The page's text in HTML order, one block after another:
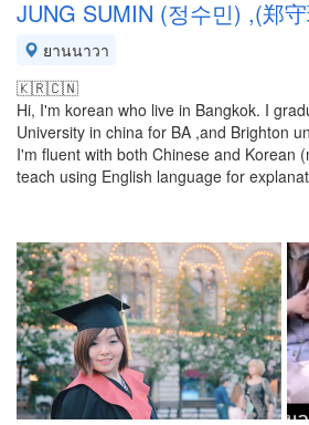
JUNG SUMIN (정수민) ,(郑
ยานนาวา
🇰🇷🇨🇳
Hi, I'm korean who live in Bangkok. I
University in china for BA ,and Brighton
I'm fluent with both Chinese and Korean
teach using English language for